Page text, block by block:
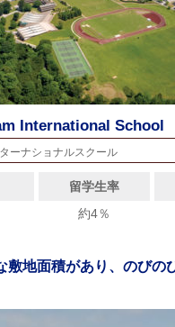
International School
ーナショナルスクール
留学生率
約4％
敷地面積があり、のびの